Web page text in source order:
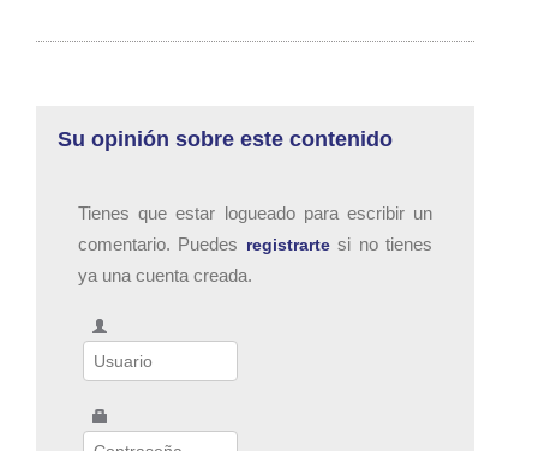
Su opinión sobre este contenido
Tienes que estar logueado para escribir un
comentario. Puedes registrartesi no tienes
ya una cuenta creada.